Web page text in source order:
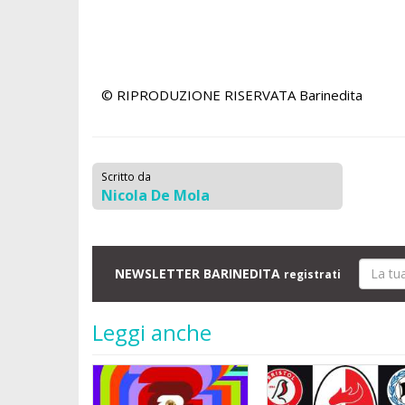
© RIPRODUZIONE RISERVATA Barinedita
Scritto da
Nicola De Mola
NEWSLETTER BARINEDITA registrati
Leggi anche